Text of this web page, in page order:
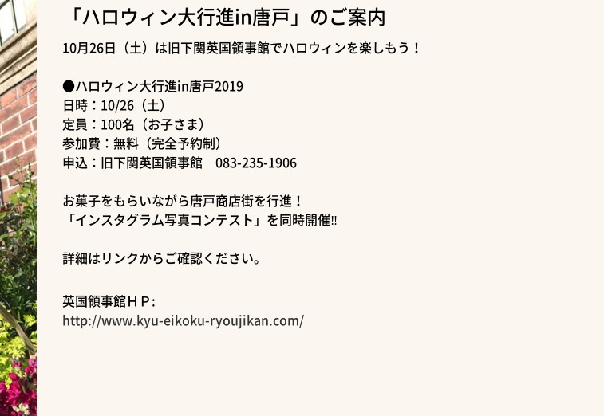
「ハロウィン大行進in唐戸」のご案内
10月26日（土）は旧下関英国領事館でハロウィンを楽しもう！
●ハロウィン大行進in唐戸2019
日時：10/26（土）
定員：100名（お子さま）
参加費：無料（完全予約制）
申込：旧下関英国領事館 083-235-1906
お菓子をもらいながら唐戸商店街を行進！
「インスタグラム写真コンテスト」を同時開催‼
詳細はリンクからご確認ください。
英国領事館ＨＰ:
http://www.kyu-eikoku-ryoujikan.com/